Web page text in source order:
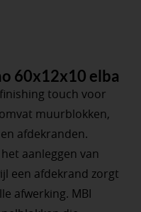
60x12x10 elba
touch voor
muurblokken,
afdekranden.
aanleggen van
een afdekrand zorgt
afwerking. MBI